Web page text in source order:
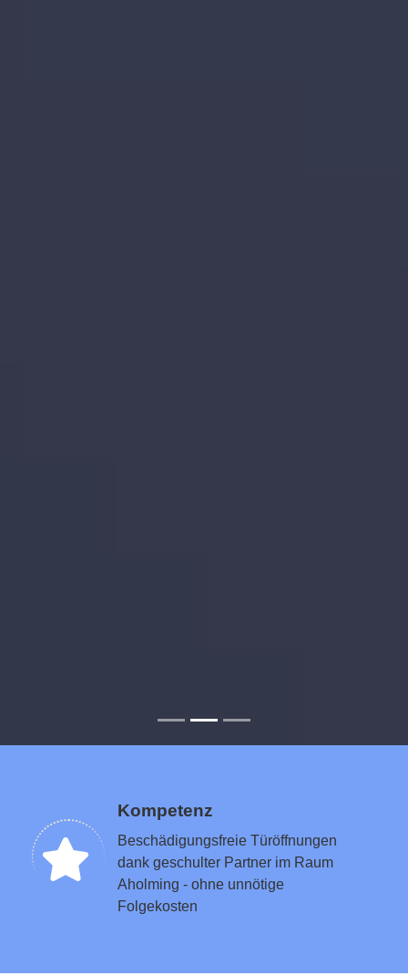
Kompetenz
Beschädigungsfreie Türöffnungen
dank geschulter Partner im Raum
Aholming - ohne unnötige
Folgekosten